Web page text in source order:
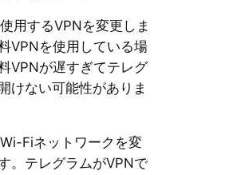
用するVPNを変更しま
VPNを使用している場
VPNが遅すぎてテレグ
けない可能性がありま
Fiネットワークを変
。テレグラムがVPNで